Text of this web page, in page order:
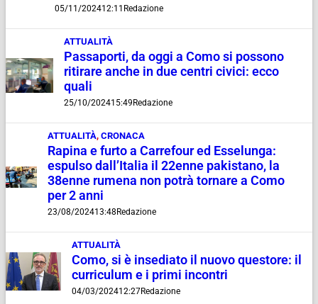
05/11/202412:11 Redazione
ATTUALITÀ
Passaporti, da oggi a Como si possono
ritirare anche in due centri civici: ecco
quali
25/10/202415:49Redazione
ATTUALITÀ, CRONACA
Rapina e furto a Carrefour ed Esselunga:
espulso dall’Italia il 22enne pakistano, la
38enne rumena non potrà tornare a Como
per 2 anni
23/08/202413:48Redazione
ATTUALITÀ
Como, si è insediato il nuovo questore: il
curriculum e i primi incontri
04/03/202412:27Redazione